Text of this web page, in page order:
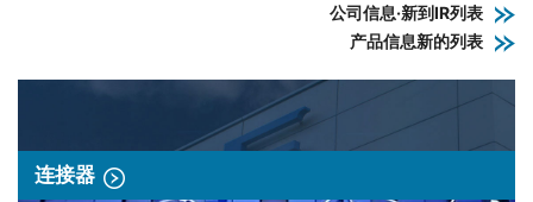
公司信息·新到IR列表
产品信息新的列表
连接器